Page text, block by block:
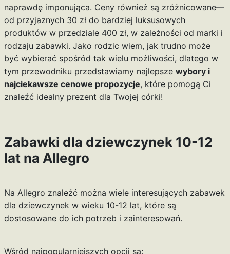
naprawdę imponująca. Ceny również są zróżnicowane—
od przyjaznych 30 zł do bardziej luksusowych
produktów w przedziale 400 zł, w zależności od marki i
rodzaju zabawki. Jako rodzic wiem, jak trudno może
być wybierać spośród tak wielu możliwości, dlatego w
tym przewodniku przedstawiamy najlepsze wybory i
najciekawsze cenowe propozycje, które pomogą Ci
znaleźć idealny prezent dla Twojej córki!
Zabawki dla dziewczynek 10-12
lat na Allegro
Na Allegro znaleźć można wiele interesujących zabawek
dla dziewczynek w wieku 10-12 lat, które są
dostosowane do ich potrzeb i zainteresowań.
Wśród najpopularniejszych opcji są: